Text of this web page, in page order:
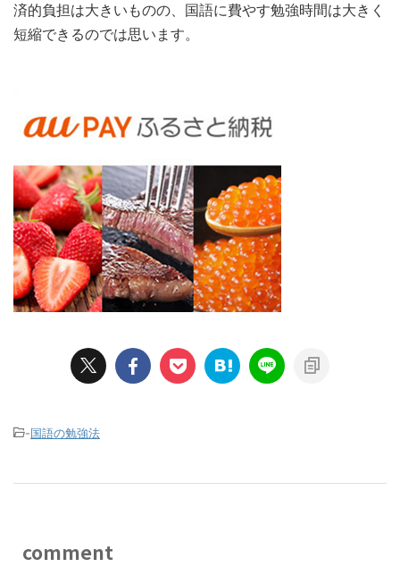
済的負担は大きいものの、国語に費やす勉強時間は大きく
短縮できるのでは思います。
-国語の勉強法
comment